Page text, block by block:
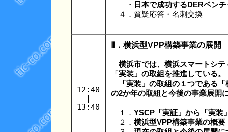
・
日本で成功するDERベン
４．質疑応答・名刺交換
12:40
|
13:40
Ⅱ．横浜型VPP構築事業の展開
横浜市では、横浜スマートシ
「実装」の取組を推進している。
「実装」の取組の１つである「
の2か年の取組と今後の事業展開
１． YSCP「実証」から「実装
２． 横浜型VPP構築事業の概要